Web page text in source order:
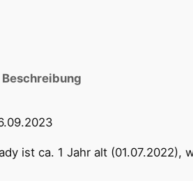
Beschreibung
ist ca. 1 Jahr alt (01.07.2022),